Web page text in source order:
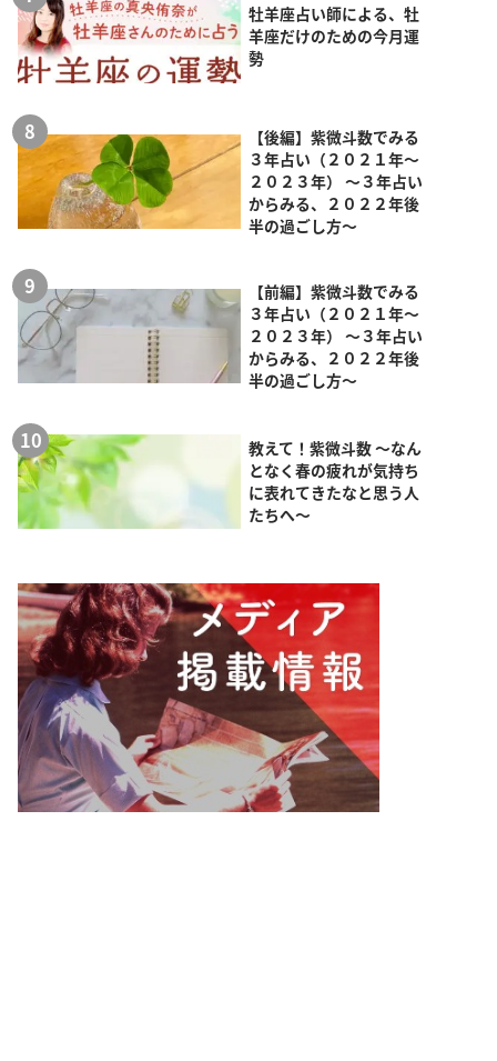
牡羊座占い師による、牡
羊座だけのための今月運
勢
【後編】紫微斗数でみる
３年占い（２０２１年～
２０２３年） ～３年占い
からみる、２０２２年後
半の過ごし方～
【前編】紫微斗数でみる
３年占い（２０２１年～
２０２３年） ～３年占い
からみる、２０２２年後
半の過ごし方～
教えて！紫微斗数 ～なん
となく春の疲れが気持ち
に表れてきたなと思う人
たちへ～